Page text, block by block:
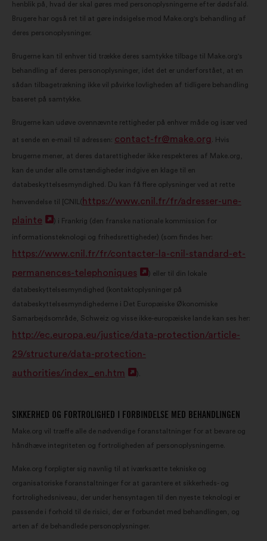
henblik på, hvad der skal gøres med personoplysningerne efter dødsfald.
Brugere har også ret til at gøre indsigelse mod Make.org's behandling af
deres personoplysninger.
Brugerne kan til enhver tid trække deres samtykke tilbage til Make.org's
behandling af deres personoplysninger, idet det er underforstået, at en
sådan tilbagetrækning ikke vil påvirke lovligheden af tidligere behandling
baseret på samtykke.
Brugerne kan udøve ovennævnte rettigheder på enhver måde og især ved
at sende en e-mail til adressen: contact-fr@make.org . Hvis
brugerne mener, at deres datarettigheder ikke respekteres af Make.org,
kan de under alle omstændigheder indgive en klage til en
databeskyttelsesmyndighed. Du kan få flere oplysninger ved at rette
henvendelse til [CNIL( https://www.cnil.fr/fr/adresser-une-
plainte
Åbnes
i
en
ny
) i Frankrig (den franske nationale kommission for
informationsteknologi og frihedsrettigheder) (som findes her:
https://www.cnil.fr/fr/contacter-la-cnil-standard-et-
permanences-telephoniques
Åbnes
i
) eller til din lokale
databeskyttelsesmyndighed (kontaktoplysninger på
databeskyttelsesmyndighederne i Det Europæiske Økonomiske
Samarbejdsområde, Schweiz og visse ikke-europæiske lande kan ses her:
http://ec.europa.eu/justice/data-protection/article-
29/structure/data-protection-
authorities/index_en.htm
Åbnes
en
ny
fane
).
SIKKERHED OG FORTROLIGHED I FORBINDELSE MED BEHANDLINGEN
Make.org vil træffe alle de nødvendige foranstaltninger for at bevare og
håndhæve integriteten og fortroligheden af personoplysningerne.
Make.org forpligter sig navnlig til at iværksætte tekniske og
organisatoriske foranstaltninger for at garantere et sikkerheds- og
fortrolighedsniveau, der under hensyntagen til den nyeste teknologi er
passende i forhold til de risici, der er forbundet med behandlingen, og
arten af de behandlede personoplysninger.